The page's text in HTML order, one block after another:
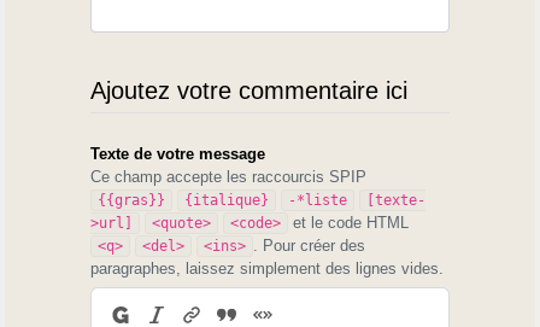
Ajoutez votre commentaire ici
Texte de votre message
Ce champ accepte les raccourcis SPIP
{{gras}} {italique} -*liste
[texte-
>url]
<quote> <code> et le code HTML
<q> <del> <ins>
. Pour créer des
paragraphes, laissez simplement des lignes vides.